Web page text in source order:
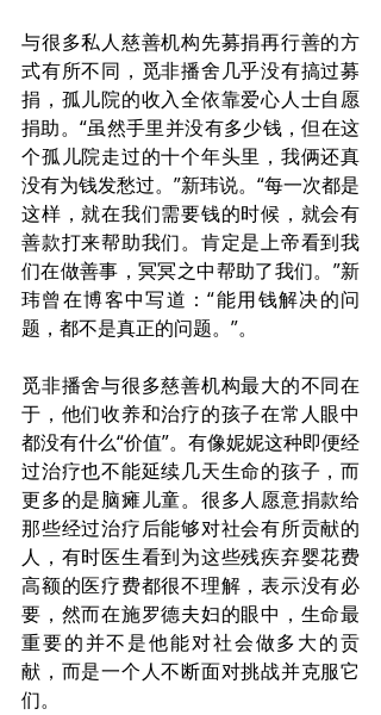
与很多私人慈善机构先募捐再行善的方
式有所不同，觅非播舍几乎没有搞过募
捐，孤儿院的收入全依靠爱心人士自愿
捐助。“虽然手里并没有多少钱，但在这
个孤儿院走过的十个年头里，我俩还真
没有为钱发愁过。”新玮说。“每一次都是
这样，就在我们需要钱的时候，就会有
善款打来帮助我们。肯定是上帝看到我
们在做善事，冥冥之中帮助了我们。”新
玮曾在博客中写道：“能用钱解决的问
题，都不是真正的问题。”。
觅非播舍与很多慈善机构最大的不同在
于，他们收养和治疗的孩子在常人眼中
都没有什么“价值”。有像妮妮这种即便经
过治疗也不能延续几天生命的孩子，而
更多的是脑瘫儿童。很多人愿意捐款给
那些经过治疗后能够对社会有所贡献的
人，有时医生看到为这些残疾弃婴花费
高额的医疗费都很不理解，表示没有必
要，然而在施罗德夫妇的眼中，生命最
重要的并不是他能对社会做多大的贡
献，而是一个人不断面对挑战并克服它
们。